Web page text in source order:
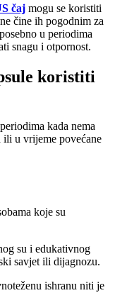
čaj mogu se koristiti
čine ih pogodnim za
u periodima
snagu i otpornost.
koristiti
kada nema
ili u vrijeme povećane
koje su
su i edukativnog
savjet ili dijagnozu.
ishranu niti je